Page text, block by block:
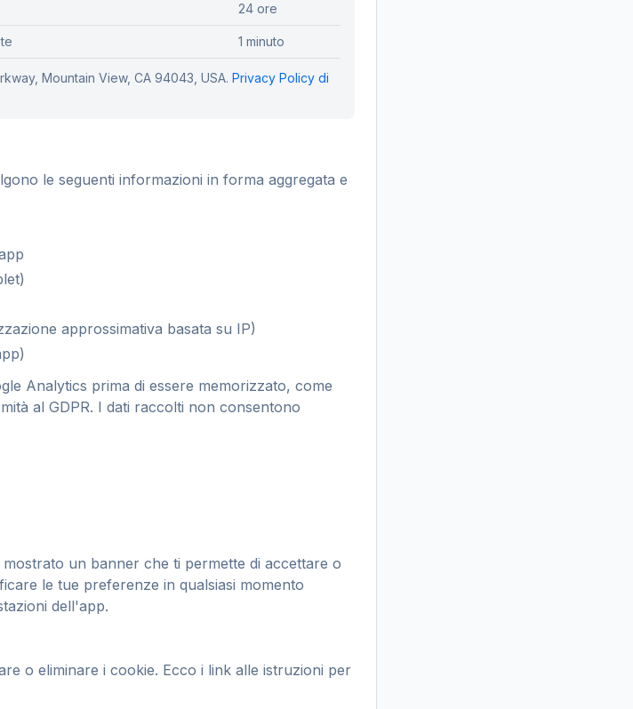
24 ore
1 minuto
Mountain View, CA 94043, USA. Privacy Policy di
le seguenti informazioni in forma aggregata e
approssimativa basata su IP)
Analytics prima di essere memorizzato, come
al GDPR. I dati raccolti non consentono
un banner che ti permette di accettare o
le tue preferenze in qualsiasi momento
dell'app.
o eliminare i cookie. Ecco i link alle istruzioni per